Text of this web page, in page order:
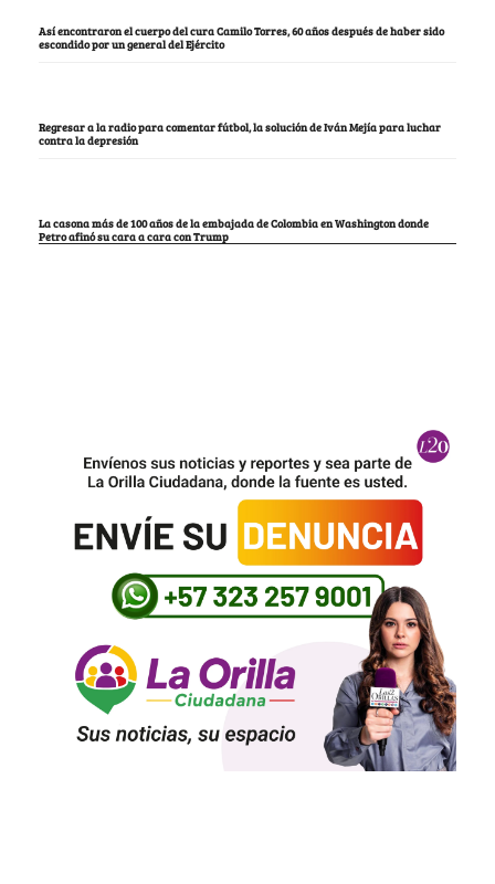
Así encontraron el cuerpo del cura Camilo Torres, 60 años después de haber sido
escondido por un general del Ejército
Regresar a la radio para comentar fútbol, la solución de Iván Mejía para luchar
contra la depresión
La casona más de 100 años de la embajada de Colombia en Washington donde
Petro afinó su cara a cara con Trump